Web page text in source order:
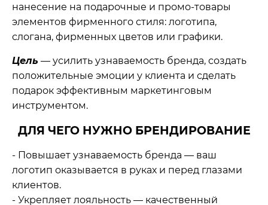
нанесение на подарочные и промо‑товары
элементов фирменного стиля: логотипа,
слогана, фирменных цветов или графики.
Цель — усилить узнаваемость бренда, создать
положительные эмоции у клиента и сделать
подарок эффективным маркетинговым
инструментом.
ДЛЯ ЧЕГО НУЖНО БРЕНДИРОВАНИЕ
- Повышает узнаваемость бренда — ваш
логотип оказывается в руках и перед глазами
клиентов.
- Укрепляет лояльность — качественный